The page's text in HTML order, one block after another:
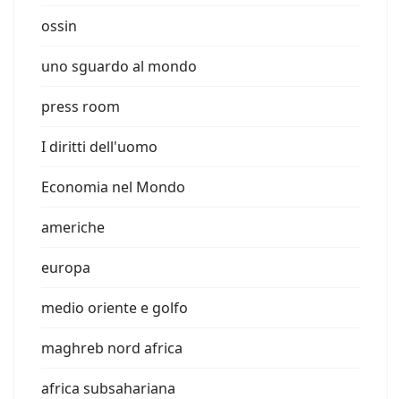
ossin
uno sguardo al mondo
press room
I diritti dell'uomo
Economia nel Mondo
americhe
europa
medio oriente e golfo
maghreb nord africa
africa subsahariana